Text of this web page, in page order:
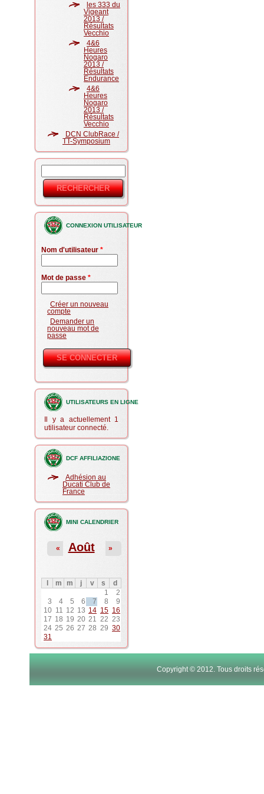
les 333 du
Vigeant
2013 /
Résultats
Vecchio
4&6
Heures
Nogaro
2013 /
Résultats
Endurance
4&6
Heures
Nogaro
2013 /
Résultats
Vecchio
DCN ClubRace /
TT-Symposium
Formulaire
de
recherche
CONNEXION UTILISATEUR
Nom d'utilisateur *
Mot de passe *
Créer un nouveau
compte
Demander un
nouveau mot de
passe
UTILISATEURS EN LIGNE
Il y a actuellement 1
utilisateur connecté.
DCF AFFILIAZIONE
Adhésion au
Ducati Club de
France
MINI CALENDRIER
Août
« »
m m j v s
d
1
2
3
4 5 6 7 8
9
10 11 12 13 14 15 16
17 18 19 20 21 22 23
24 25 26 27 28 29 30
31
Copyright © 2012. Tous droits